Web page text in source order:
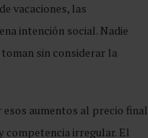
vacaciones, las
intención social. Nadie
toman sin considerar la
aumentos al precio final
competencia irregular. El